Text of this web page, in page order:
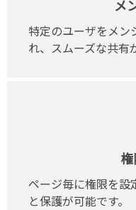
メ
特定のユーザをメン
れ、スムーズな共有
ページ毎に権限を設
と保護が可能です。